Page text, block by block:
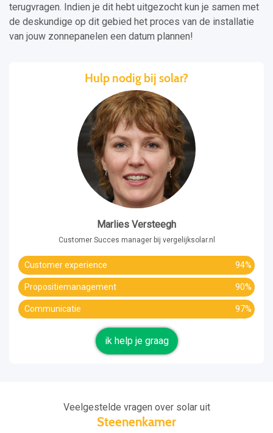
terugvragen. Indien je dit hebt uitgezocht kun je samen met
de deskundige op dit gebied het proces van de installatie
van jouw zonnepanelen een datum plannen!
Hulp nodig bij solar?
Marlies Versteegh
Customer Succes manager bij vergelijksolar.nl
Customer experience 94%
Propositiemanagement 90%
Communicatie 97%
ik help je graag
Veelgestelde vragen over solar uit
Steenenkamer